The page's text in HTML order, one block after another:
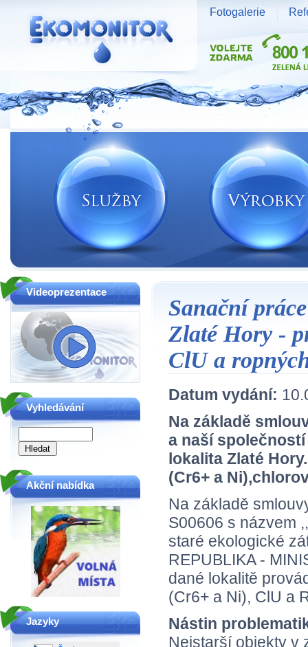
Sanační
Zlaté Hory -
ClU a
Datum vydání:
Na základě
a naší společností
lokalita Zlaté
(Cr6+ a
Na základě
S00606 s názvem
staré ekologické
REPUBLIKA -
dané lokalitě
(Cr6+ a Ni), ClU a
Nástin
Nejstarší objekty v
Videoprezentace
Vyhledávání
Akční nabídka
Jazyky
Vodní zdroje Ekomonitor spol. s r.o.
Fotogalerie